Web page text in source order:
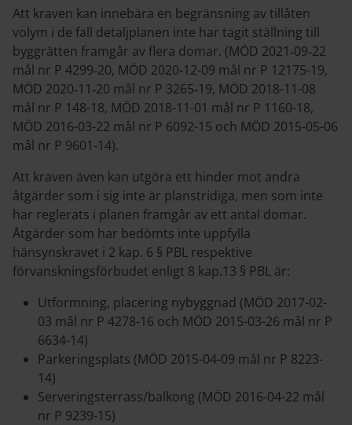
Att kraven kan innebära en begränsning av tillåten
volym i de fall detaljplanen inte har tagit ställning till
byggrätten framgår av flera domar. (MÖD 2021‑09‑22
mål nr P 4299‑20, MÖD 2020-12-09 mål nr P 12175-19,
MÖD 2020‑11‑20 mål nr P 3265‑19, MÖD 2018-11-08
mål nr P 148-18, MÖD 2018-11-01 mål nr P 1160-18,
MÖD 2016-03-22 mål nr P 6092-15 och MÖD 2015-05-06
mål nr P 9601-14).
Att kraven även kan utgöra ett hinder mot andra
åtgärder som i sig inte är planstridiga, men som inte
har reglerats i planen framgår av ett antal domar.
Åtgärder som har bedömts inte uppfylla
hänsynskravet i 2 kap. 6 § PBL respektive
förvanskningsförbudet enligt 8 kap.13 § PBL är:
Utformning, placering nybyggnad (MÖD 2017-02-
03 mål nr P 4278-16 och MÖD 2015-03-26 mål nr P
6634-14)
Parkeringsplats (MÖD 2015-04-09 mål nr P 8223-
14)
Serveringsterrass/balkong (MÖD 2016-04-22 mål
nr P 9239-15)